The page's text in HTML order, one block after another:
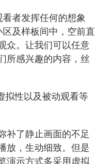
者发挥任何的想象
及样板间中，空前直
众。让我们可以任意
所感兴趣的内容，丝
拟性以及被动观看等
补了静止画面的不足
放，生动细致。但是
演示方式多采用虚拟